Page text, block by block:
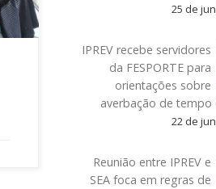
25 de
IPREV recebe servidores
da FESPORTE para
orientações sobre
averbação de tempo
22 de
Reunião entre IPREV e
SEA foca em regras de